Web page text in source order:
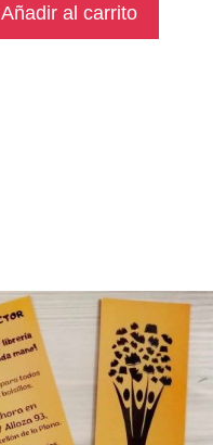
Añadir al carrito